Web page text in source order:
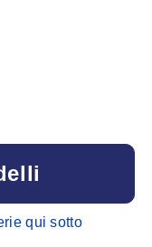
qui sotto